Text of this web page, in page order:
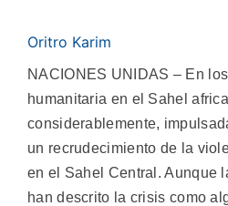
Oritro Karim
NACIONES UNIDAS – En
humanitaria en el Sahel
considerablemente,
un recrudecimiento de la
en el Sahel Central. Aunque
han descrito la crisis como